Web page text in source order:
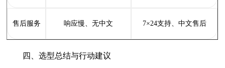
售后服务 响应慢、无中文 7×24支持、中文售后
四、选型总结与行动建议